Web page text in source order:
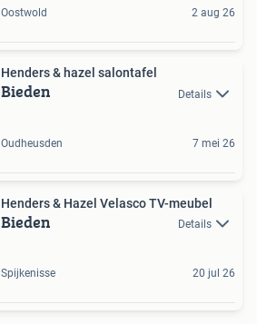
Oostwold 2 aug 26
Henders & hazel salontafel
Bieden Details
Oudheusden 7 mei 26
Henders & Hazel Velasco TV-meubel
Bieden Details
Spijkenisse 20 jul 26